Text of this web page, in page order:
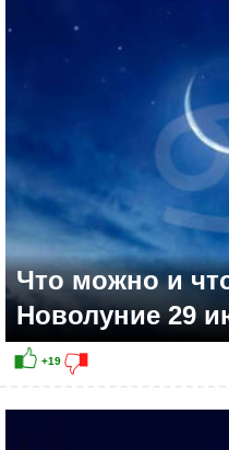
Что можно и
Новолуние 29